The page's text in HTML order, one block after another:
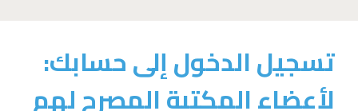
تسجيل الدخول إلى حسابك:
لأعضاء المكتبة المصرح لهم